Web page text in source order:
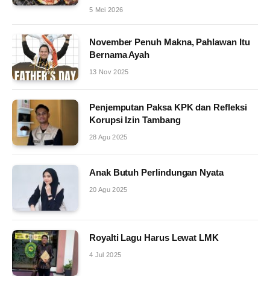
5 Mei 2026
November Penuh Makna, Pahlawan Itu
Bernama Ayah
13 Nov 2025
Penjemputan Paksa KPK dan Refleksi
Korupsi Izin Tambang
28 Agu 2025
Anak Butuh Perlindungan Nyata
20 Agu 2025
Royalti Lagu Harus Lewat LMK
4 Jul 2025